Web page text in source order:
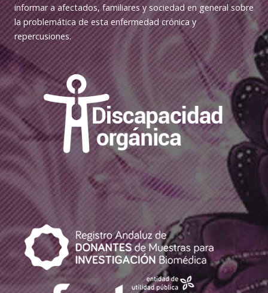
informar a afectados, familiares y sociedad en general sobre
la problemática de esta enfermedad crónica y
repercusiones.